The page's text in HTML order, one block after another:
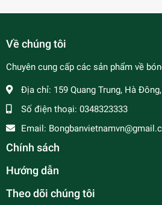
Về chúng tôi
Chuyên cung cấp các sản phẩm về
Địa chỉ: 159 Quang Trung, Hà
Số điện thoại: 0348323333
Email:
Chính sách
Hướng dẫn
Theo dõi chúng tôi